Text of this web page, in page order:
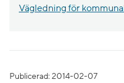
Vägledning för
Publicerad: 2014-02-07